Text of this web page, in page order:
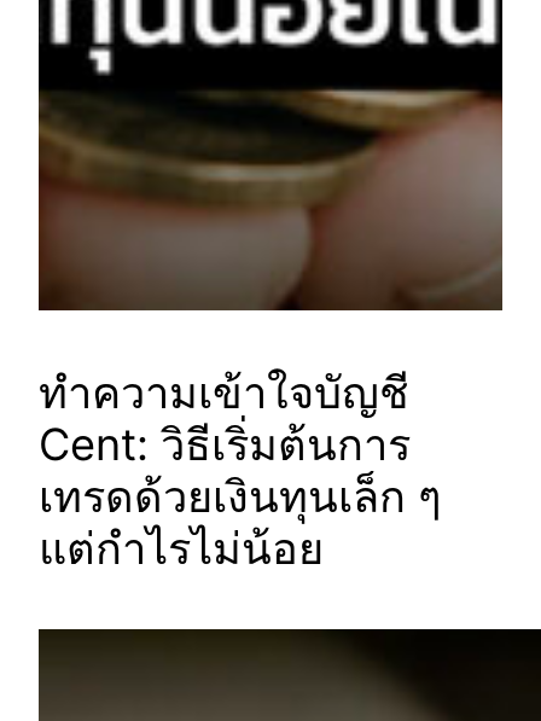
ทำความเข้าใจบัญชี
Cent: วิธีเริ่มต้นการ
เทรดด้วยเงินทุนเล็ก ๆ
แต่กำไรไม่น้อย